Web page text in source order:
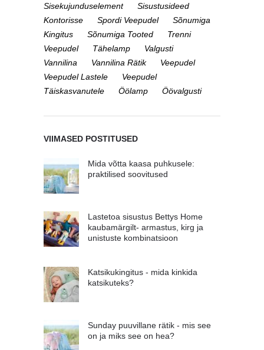
Sisekujunduselement
Sisustusideed
Kontorisse
Spordi Veepudel
Sõnumiga
Kingitus
Sõnumiga Tooted
Trenni
Veepudel
Tähelamp
Valgusti
Vannilina
Vannilina Rätik
Veepudel
Veepudel Lastele
Veepudel
Täiskasvanutele
Öölamp Öövalgusti
VIIMASED POSTITUSED
Mida võtta kaasa puhkusele:
praktilised soovitused
Lastetoa sisustus Bettys Home
kaubamärgilt- armastus, kirg ja
unistuste kombinatsioon
Katsikukingitus - mida kinkida
katsikuteks?
Sunday puuvillane rätik - mis see
on ja miks see on hea?